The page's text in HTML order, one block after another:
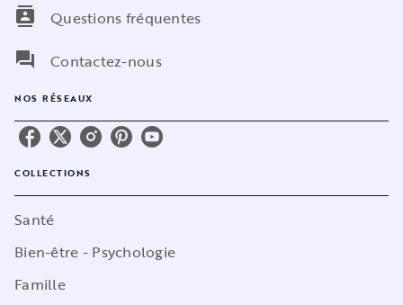
contacts
Questions fréquentes
question_answer
Contactez-nous
NOS RÉSEAUX
COLLECTIONS
Santé
Bien-être - Psychologie
Famille